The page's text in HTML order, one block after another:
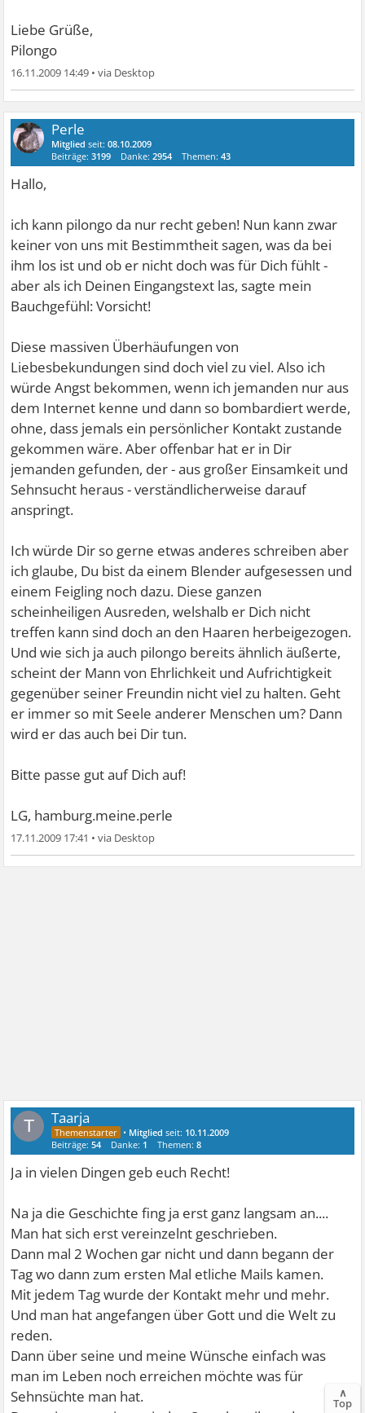
Liebe Grüße,
Pilongo
16.11.2009 14:49 •
Perle
Mitglied seit:08.10.2009
Beiträge:3199 Danke:2954 Themen:43
Hallo,
ich kann pilongo da nur recht geben! Nun kann zwar
keiner von uns mit Bestimmtheit sagen, was da bei
ihm los ist und ob er nicht doch was für Dich fühlt -
aber als ich Deinen Eingangstext las, sagte mein
Bauchgefühl: Vorsicht!
Diese massiven Überhäufungen von
Liebesbekundungen sind doch viel zu viel. Also ich
würde Angst bekommen, wenn ich jemanden nur aus
dem Internet kenne und dann so bombardiert werde,
ohne, dass jemals ein persönlicher Kontakt zustande
gekommen wäre. Aber offenbar hat er in Dir
jemanden gefunden, der - aus großer Einsamkeit und
Sehnsucht heraus - verständlicherweise darauf
anspringt.
Ich würde Dir so gerne etwas anderes schreiben aber
ich glaube, Du bist da einem Blender aufgesessen und
einem Feigling noch dazu. Diese ganzen
scheinheiligen Ausreden, welshalb er Dich nicht
treffen kann sind doch an den Haaren herbeigezogen.
Und wie sich ja auch pilongo bereits ähnlich äußerte,
scheint der Mann von Ehrlichkeit und Aufrichtigkeit
gegenüber seiner Freundin nicht viel zu halten. Geht
er immer so mit Seele anderer Menschen um? Dann
wird er das auch bei Dir tun.
Bitte passe gut auf Dich auf!
LG, hamburg.meine.perle
17.11.2009 17:41 •
T Taarja
• Mitglied seit: 10.11.2009
Beiträge:54 Danke: 1 Themen:8
Ja in vielen Dingen geb euch Recht!
Na ja die Geschichte fing ja erst ganz langsam an....
Man hat sich erst vereinzelnt geschrieben.
Dann mal 2 Wochen gar nicht und dann begann der
Tag wo dann zum ersten Mal etliche Mails kamen.
Mit jedem Tag wurde der Kontakt mehr und mehr.
Und man hat angefangen über Gott und die Welt zu
reden.
Dann über seine und meine Wünsche einfach was
man im Leben noch erreichen möchte was für
Sehnsüchte man hat.
∧
Top